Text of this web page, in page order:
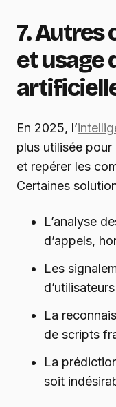
7. Autres
et usage
En 2025, l’
plus utilisée
et repérer les
Certaines
L’analyse
d’appels,
Les
d’utilisateurs
La
de scripts
La
soit